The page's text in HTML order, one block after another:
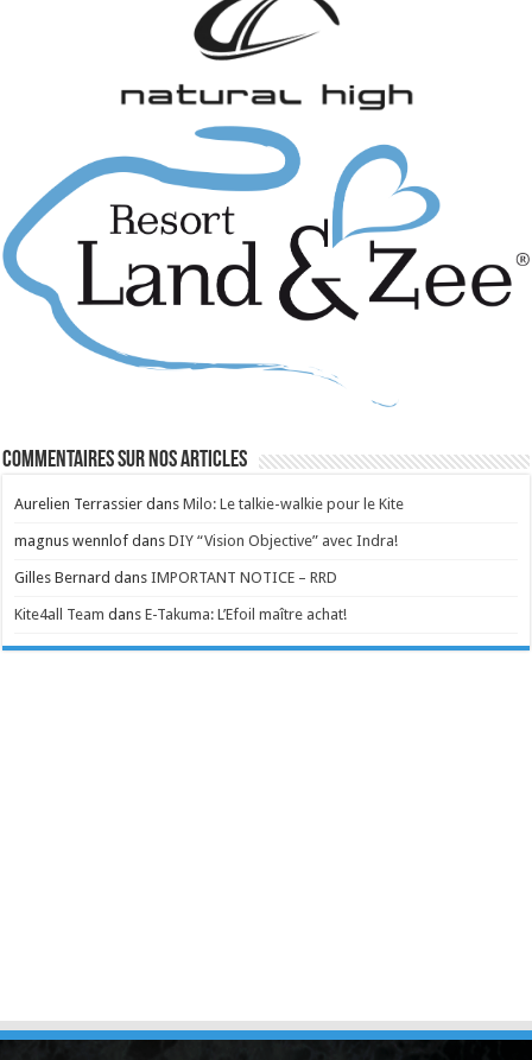
Commentaires sur nos articles
Aurelien Terrassier dansMilo: Le talkie-walkie pour le Kite
magnus wennlof dansDIY “Vision Objective” avec Indra!
Gilles Bernard dansIMPORTANT NOTICE – RRD
Kite4all Team dansE-Takuma: L’Efoil maître achat!